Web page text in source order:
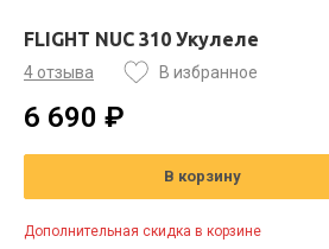
FLIGHT NUC 310 Укулеле
4 отзыва В избранное
6 690 ₽
В корзину
Дополнительная скидка в корзине